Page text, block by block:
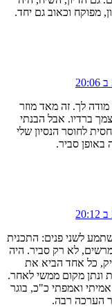
מפוקח וכאוב גם יחד.
לך. זה מאד מוזר
ברדיו. אבל הבנתי
לחוסר הנסיון שלי
באופן סביר.
לשני פנים: התכנית
לא רק סביר. היה
כל אחד הביא את
ונתן מקום ממשי לאחר.
ואמפתי כ"כ, בוגר
הערכה רבה.